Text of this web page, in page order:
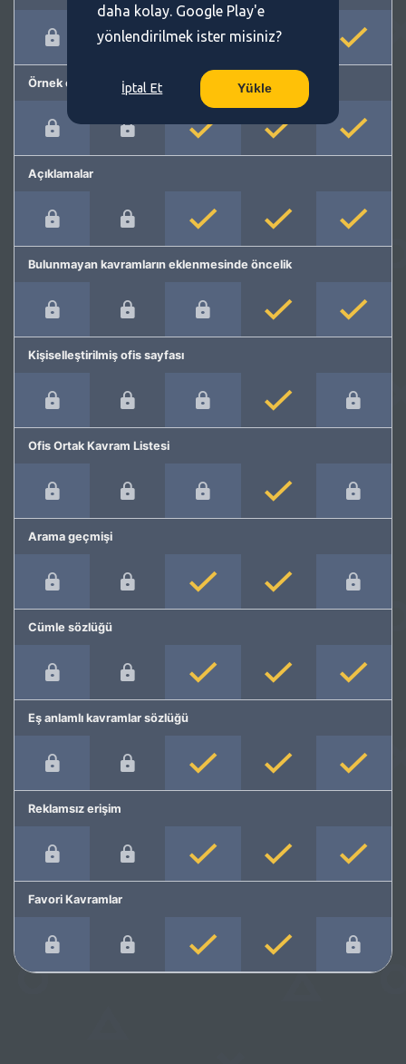
Örnek cümleler
Açıklamalar
Bulunmayan kavramların eklenmesinde öncelik
Kişiselleştirilmiş ofis sayfası
Ofis Ortak Kavram Listesi
Arama geçmişi
Cümle sözlüğü
Eş anlamlı kavramlar sözlüğü
Reklamsız erişim
Favori Kavramlar
daha kolay. Google Play'e
yönlendirilmek ister misiniz?
İptal Et Yükle